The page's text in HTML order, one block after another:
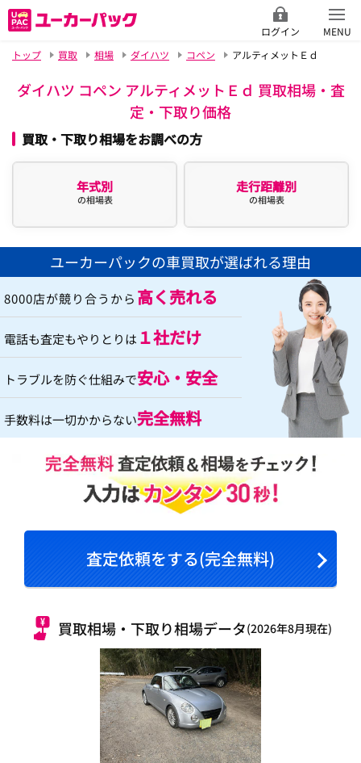
ログイン
MENU
トップ
買取 相場 ダイハツ コペン アルティメットＥｄ
ダイハツ コペン アルティメットＥｄ 買取相場・査
定・下取り価格
買取・下取り相場をお調べの方
年式別
の相場表
走行距離別
の相場表
ユーカーパックの車買取が選ばれる理由
8000店が競り合うから 高く売れる
電話も査定もやりとりは １社だけ
トラブルを防ぐ仕組みで安心・安全
手数料は一切かからない完全無料
査定依頼をする(完全無料)
買取相場・下取り相場データ(2026年8月現在)